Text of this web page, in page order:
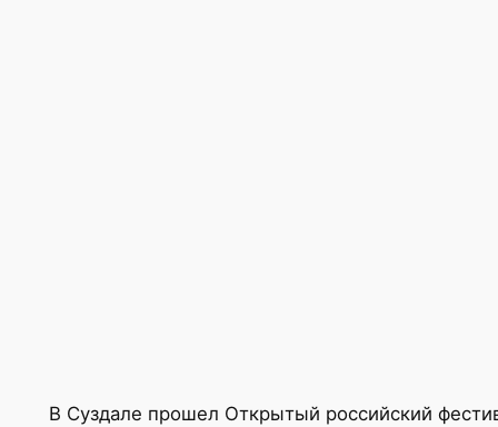
В Суздале прошел Открытый российский